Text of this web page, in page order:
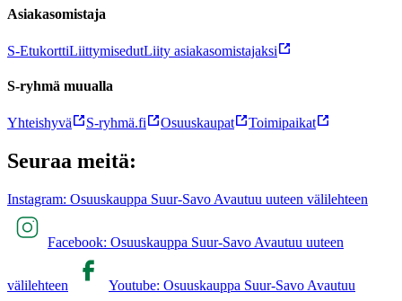
Asiakasomistaja
S-EtukorttiLiittymisedutLiity asiakasomistajaksi
S-ryhmä muualla
Yhteishyvä S-ryhmä.fi Osuuskaupat Toimipaikat
Seuraa meitä:
Instagram: Osuuskauppa Suur-Savo Avautuu uuteen välilehteen
Facebook: Osuuskauppa Suur-Savo Avautuu uuteen
välilehteen Youtube: Osuuskauppa Suur-Savo Avautuu